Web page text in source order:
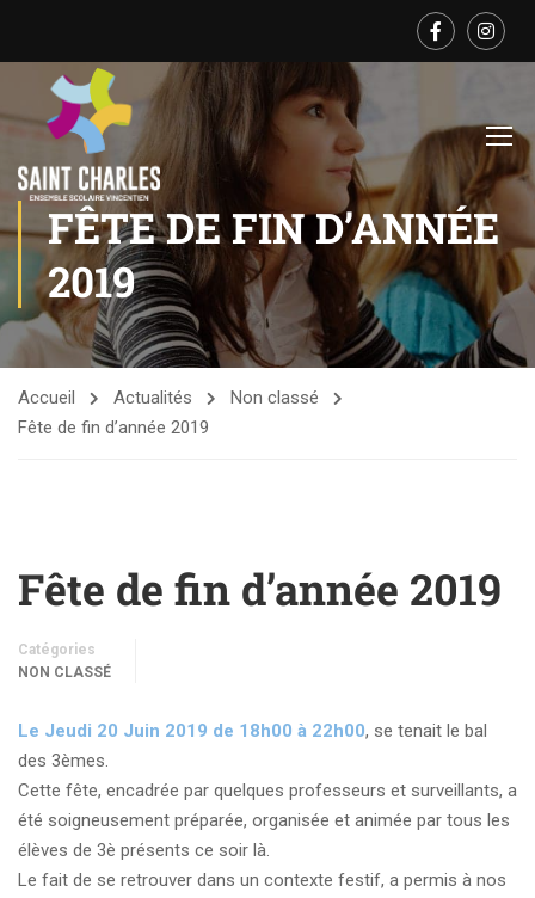
FÊTE DE FIN D’ANNÉE
2019
Accueil Actualités
Non classé
Fête de fin d’année 2019
Fête de fin d’année 2019
Catégories
NON CLASSÉ
Le Jeudi 20 Juin 2019 de 18h00 à 22h00, se tenait le bal
des 3èmes.
Cette fête, encadrée par quelques professeurs et surveillants, a
été soigneusement préparée, organisée et animée par tous les
élèves de 3è présents ce soir là.
Le fait de se retrouver dans un contexte festif, a permis à nos